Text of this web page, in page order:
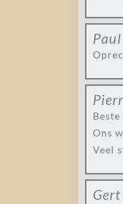
Ons
Veel